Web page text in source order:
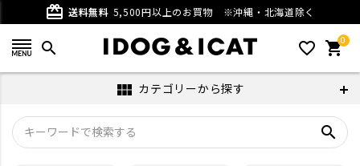
card_giftcard 送料無料 5,500円以上のお買物 ※沖縄・北海道除く
search favorite_outline 0
shopping_cart
view_module カテゴリーから探す
search